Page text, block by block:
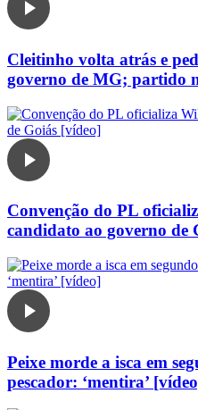
Cleitinho volta atrás e
governo de MG; partido
Convenção do PL
candidato ao governo de
Peixe morde a isca em
pescador: ‘mentira’